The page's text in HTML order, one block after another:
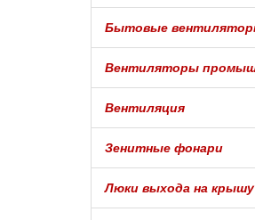
Бытовые
Вентиляторы
Вентиляция
Зенитные фонари
Люки выхода на крышу